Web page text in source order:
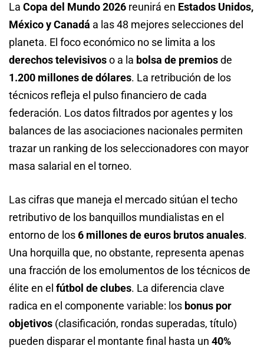
La Copa del Mundo 2026 reunirá en Estados Unidos,
México y Canadá a las 48 mejores selecciones del
planeta. El foco económico no se limita a los
derechos televisivoso a la bolsa de premiosde
1.200 millones de dólares. La retribución de los
técnicos refleja el pulso financiero de cada
federación. Los datos filtrados por agentes y los
balances de las asociaciones nacionales permiten
trazar un ranking de los seleccionadores con mayor
masa salarial en el torneo.
Las cifras que maneja el mercado sitúan el techo
retributivo de los banquillos mundialistas en el
entorno de los6 millones de euros brutos anuales.
Una horquilla que, no obstante, representa apenas
una fracción de los emolumentos de los técnicos de
élite en el fútbol de clubes. La diferencia clave
radica en el componente variable: los bonus por
objetivos (clasificación, rondas superadas, título)
pueden disparar el montante final hasta un 40%